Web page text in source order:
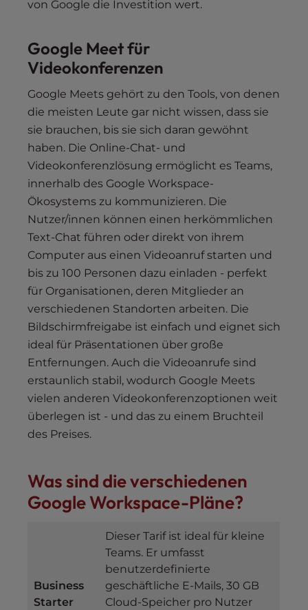
von Google die Investition wert.
Google Meet für
Videokonferenzen
Google Meets gehört zu den Tools, von denen
die meisten Leute gar nicht wissen, dass sie
sie brauchen, bis sie sich daran gewöhnt
haben. Die Online-Chat- und
Videokonferenzlösung ermöglicht es Teams,
innerhalb des Google Workspace-
Ökosystems zu kommunizieren. Die
Nutzer/innen können einen herkömmlichen
Text-Chat führen oder direkt von ihrem
Computer aus einen Videoanruf starten und
bis zu 100 Personen dazu einladen - perfekt
für Organisationen, deren Mitglieder an
verschiedenen Standorten arbeiten. Die
Bildschirmfreigabe ist einfach und eignet sich
ideal für Präsentationen über große
Entfernungen. Auch die Videoanrufe sind
erstaunlich stabil, wodurch Google Meets
vielen anderen Videokonferenzoptionen weit
überlegen ist - und das zu einem Bruchteil
des Preises.
Was sind die verschiedenen
Google Workspace-Pläne?
Business
Starter
Dieser Tarif ist ideal für kleine
Teams. Er umfasst
benutzerdefinierte
geschäftliche E-Mails, 30 GB
Cloud-Speicher pro Nutzer